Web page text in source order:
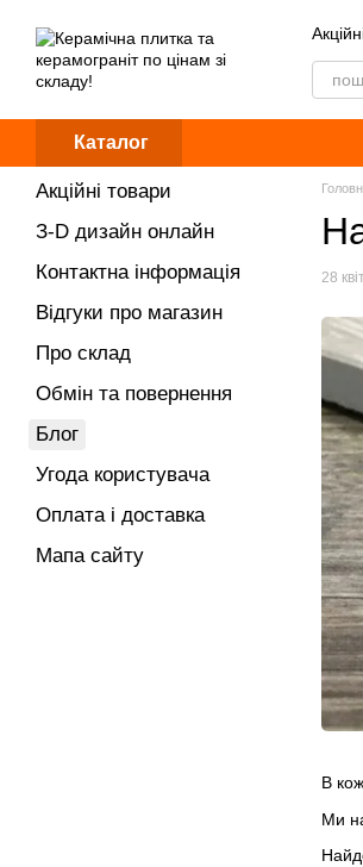
Каталог
28
В
Ми
Акційні товари
З-D дизайн онлайн
Контактна інформація
Відгуки про магазин
Про склад
Обмін та повернення
Блог
Угода користувача
Оплата і доставка
Мапа сайту